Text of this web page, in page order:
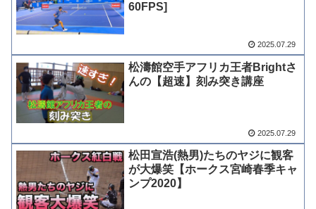
60FPS]
2025.07.29
松濤館空手アフリカ王者Brightさ
んの【超速】刻み突き講座
2025.07.29
松田宣浩(熱男)たちのヤジに観客
が大爆笑【ホークス宮崎春季キャ
ンプ2020】